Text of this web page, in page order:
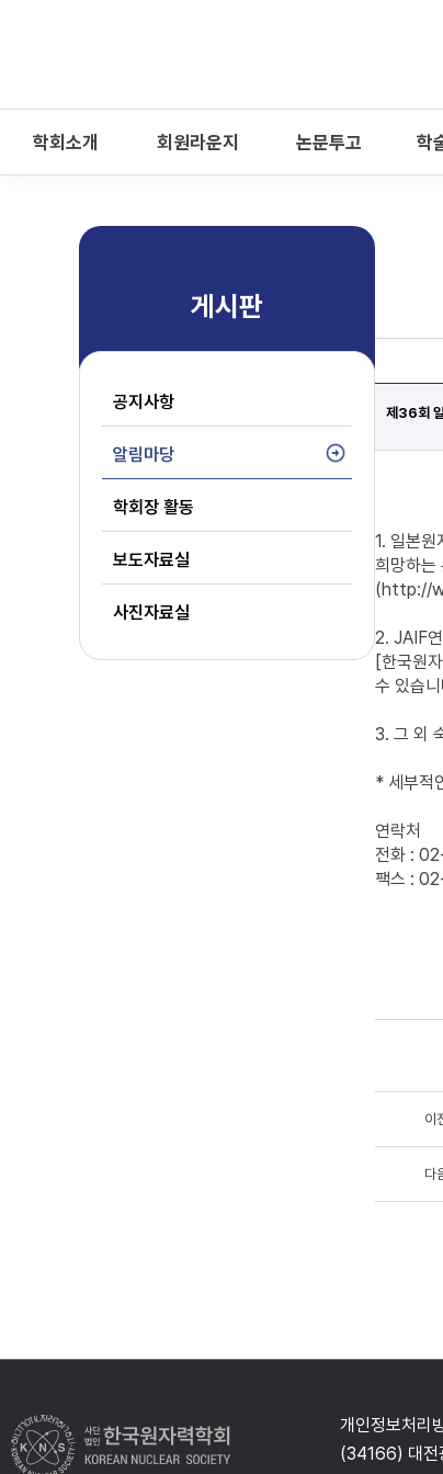
학회소개 회원라운지 논문투고 학
게시판
공지사항
알림마당
학회장 활동
보도자료실
사진자료실
제36회
1. 일본
희망하는
(http://
2. JAIF
[한국원
수 있습
3. 그 외
* 세부적
연락처
전화 :
팩스 :
이
다
개인정보처리
(34166) 대전